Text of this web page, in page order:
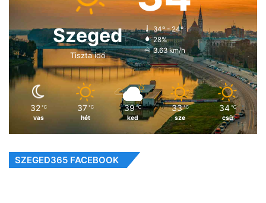
Szeged
Tiszta idő
34º - 24º
28%
3.63 km/h
32 ℃
vas
37 ℃
hét
39 ℃
ked
33 ℃
sze
34 ℃
csü
SZEGED365 FACEBOOK